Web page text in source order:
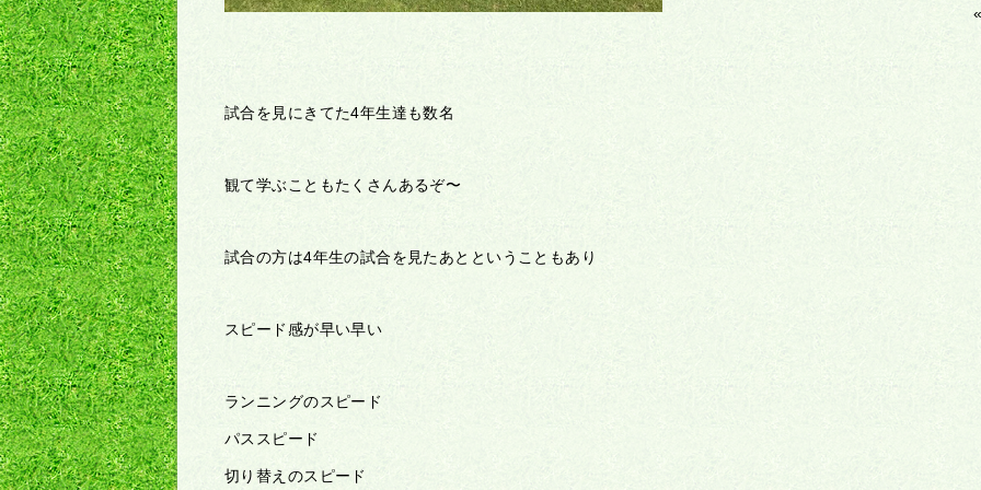
試合を見にきてた4年生達も数名
観て学ぶこともたくさんあるぞ〜
試合の方は4年生の試合を見たあとということもあり
スピード感が早い早い
ランニングのスピード
パススピード
切り替えのスピード